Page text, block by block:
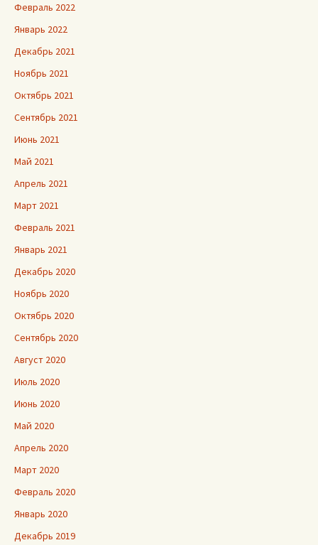
Февраль 2022
Январь 2022
Декабрь 2021
Ноябрь 2021
Октябрь 2021
Сентябрь 2021
Июнь 2021
Май 2021
Апрель 2021
Март 2021
Февраль 2021
Январь 2021
Декабрь 2020
Ноябрь 2020
Октябрь 2020
Сентябрь 2020
Август 2020
Июль 2020
Июнь 2020
Май 2020
Апрель 2020
Март 2020
Февраль 2020
Январь 2020
Декабрь 2019